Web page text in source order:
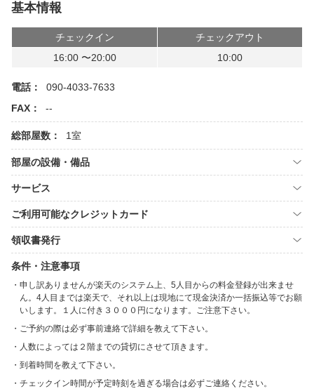
基本情報
チェックイン
チェックアウト
16:00 〜20:00
10:00
電話：
090-4033-7633
FAX：
--
総部屋数： 1室
部屋の設備・備品
サービス
ご利用可能なクレジットカード
領収書発行
条件・注意事項
申し訳ありませんが楽天のシステム上、5人目からの料金登録が出来ませ
ん。4人目までは楽天で、それ以上は現地にて現金決済か一括振込等でお願
いします。１人に付き３０００円になります。ご注意下さい。
ご予約の際は必ず事前連絡で詳細を教えて下さい。
人数によっては２階までの貸切にさせて頂きます。
到着時間を教えて下さい。
チェックイン時間が予定時刻を過ぎる場合は必ずご連絡ください。